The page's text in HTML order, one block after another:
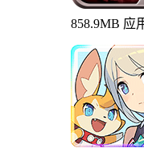
858.9MB 应